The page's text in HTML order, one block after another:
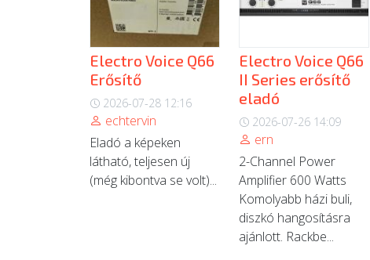
Electro Voice Q66
Erősítő
2026-07-28 12:16
echtervin
Eladó a képeken
látható, teljesen új
(még kibontva se volt)...
Electro Voice Q66
II Series erősítő
eladó
2026-07-26 14:09
ern
2-Channel Power
Amplifier 600 Watts
Komolyabb házi buli,
diszkó hangosításra
ajánlott. Rackbe...